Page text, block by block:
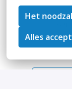
Het
Alles